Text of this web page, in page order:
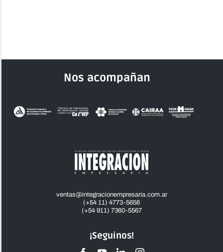
Nos acompañan
¡Seguinos!
ventas@integracionempresaria.com.ar
(+54 11) 4773-5656
(+54 911) 7360-5567